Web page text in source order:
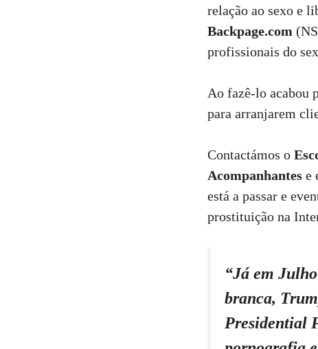
relação ao sexo e
Backpage.com
profissionais do
Ao fazê-lo acabou
para arranjarem
Contactámos o
Acompanhantes e
está a passar e
prostituição na
“Já em
branca,
Presidential